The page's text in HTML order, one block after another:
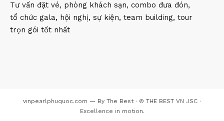
Tư vấn đặt vé, phòng khách sạn, combo đưa đón,
tổ chức gala, hội nghị, sự kiện, team building, tour
trọn gói tốt nhất
vinpearlphuquoc.com — By The Best · © THE BEST VN JSC ·
Excellence in motion.